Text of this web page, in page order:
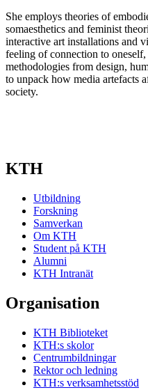
She employs theories of
somaesthetics and feminist
interactive art installations and
feeling of connection to
methodologies from design,
to unpack how media artefacts
society.
KTH
Utbildning
Forskning
Samverkan
Om KTH
Student på KTH
Alumni
KTH Intranät
Organisation
KTH Biblioteket
KTH:s skolor
Centrumbildningar
Rektor och ledning
KTH:s verksamhetsstöd